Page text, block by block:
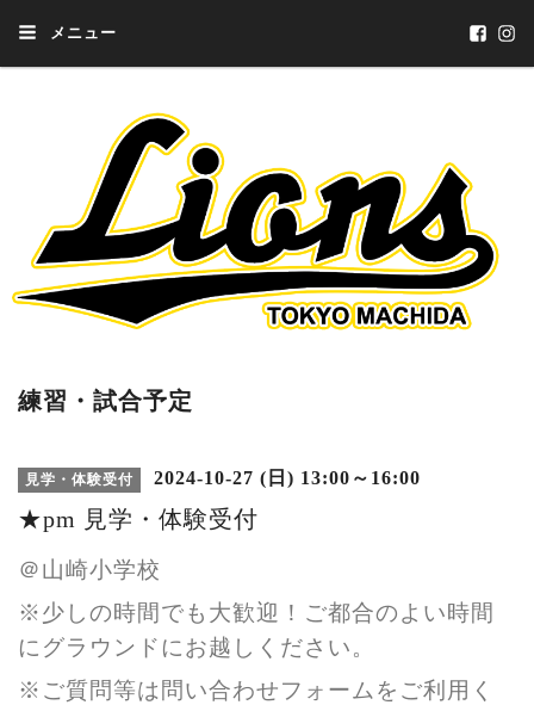
メニュー
練習・試合予定
見学・体験受付 2024-10-27 (日) 13:00～16:00
★pm 見学・体験受付
＠山崎小学校
※少しの時間でも大歓迎！ご都合のよい時間
にグラウンドにお越しください。
※ご質問等は問い合わせフォームをご利用く